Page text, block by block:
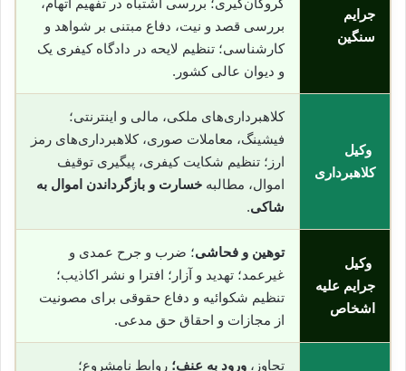
جرایم
سنگین
بررسی قصد و نیت، دفاع مبتنی بر شواهد و
کارشناسی؛ تنظیم لایحه در دادگاه کیفری یک
و دیوان عالی کشور.
وکیل
کلاهبرداری
کلاهبرداری‌های ملکی، مالی و اینترنتی؛
فیشینگ، معاملات صوری، کلاهبرداری‌های رمز
ارز؛ تنظیم شکایت کیفری، پیگیری توقیف
اموال، مطالبه خسارت و بازگرداندن اموال به
شاکی.
وکیل
جرایم علیه
اشخاص
توهین و فحاشی؛ ضرب و جرح عمدی و
غیرعمد؛ تهدید و آزار؛ افترا و نشر اکاذیب؛
تنظیم شکوائیه و دفاع حقوقی برای مصونیت
از مجازات و احقاق حق مدعی.
تجاوز، ورود به عنف؛ روابط نامشروع؛